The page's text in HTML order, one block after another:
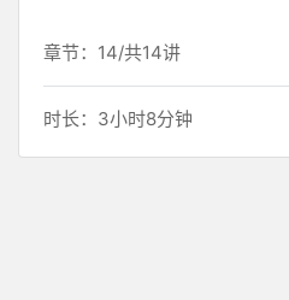
章节：14/共14讲
时长：3小时8分钟